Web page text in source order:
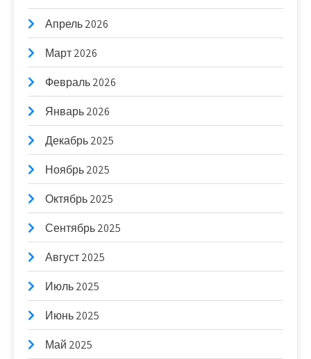
Апрель 2026
Март 2026
Февраль 2026
Январь 2026
Декабрь 2025
Ноябрь 2025
Октябрь 2025
Сентябрь 2025
Август 2025
Июль 2025
Июнь 2025
Май 2025